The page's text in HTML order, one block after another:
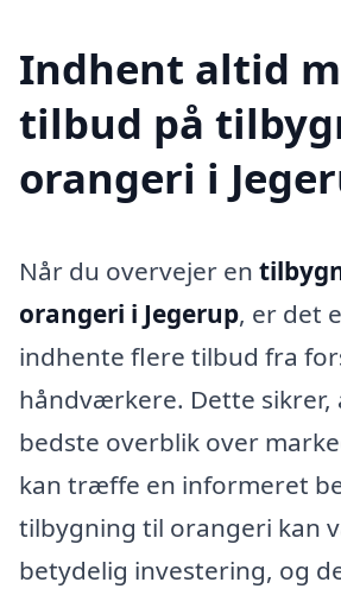
Indhent altid
tilbud på
orangeri i
Når du overvejer en
orangeri i Jegerup, er det
indhente flere tilbud fra
håndværkere. Dette sikrer,
bedste overblik over
kan træffe en informeret
tilbygning til orangeri kan
betydelig investering, og